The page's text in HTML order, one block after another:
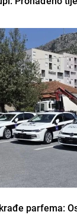
parfema: